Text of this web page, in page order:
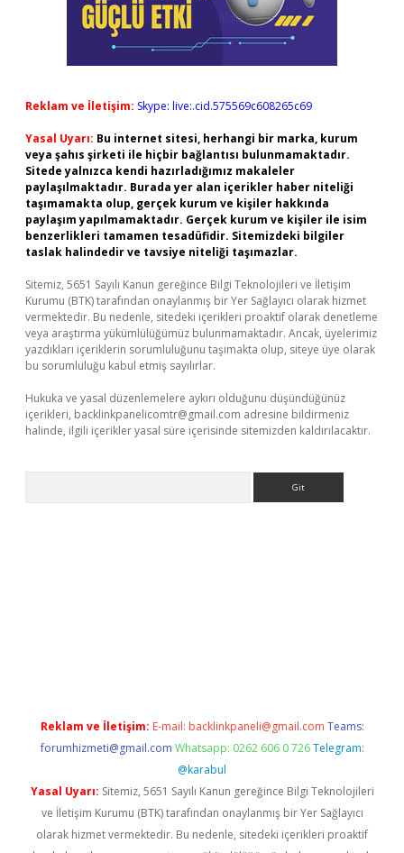
Reklam ve İletişim: Skype: live:.cid.575569c608265c69
Yasal Uyarı: Bu internet sitesi, herhangi bir marka, kurum
veya şahıs şirketi ile hiçbir bağlantısı bulunmamaktadır.
Sitede yalnızca kendi hazırladığımız makaleler
paylaşılmaktadır. Burada yer alan içerikler haber niteliği
taşımamakta olup, gerçek kurum ve kişiler hakkında
paylaşım yapılmamaktadır. Gerçek kurum ve kişiler ile isim
benzerlikleri tamamen tesadüfidir. Sitemizdeki bilgiler
taslak halindedir ve tavsiye niteliği taşımazlar.
Sitemiz, 5651 Sayılı Kanun gereğince Bilgi Teknolojileri ve İletişim
Kurumu (BTK) tarafından onaylanmış bir Yer Sağlayıcı olarak hizmet
vermektedir. Bu nedenle, sitedeki içerikleri proaktif olarak denetleme
veya araştırma yükümlülüğümüz bulunmamaktadır. Ancak, üyelerimiz
yazdıkları içeriklerin sorumluluğunu taşımakta olup, siteye üye olarak
bu sorumluluğu kabul etmiş sayılırlar.
Hukuka ve yasal düzenlemelere aykırı olduğunu düşündüğünüz
içerikleri, backlinkpanelicomtr@gmail.com adresine bildirmeniz
halinde, ilgili içerikler yasal süre içerisinde sitemizden kaldırılacaktır.
Reklam ve İletişim: E-mail: backlinkpaneli@gmail.com Teams:
forumhizmeti@gmail.com Whatsapp: 0262 606 0 726 Telegram:
@karabul
Yasal Uyarı: Sitemiz, 5651 Sayılı Kanun gereğince Bilgi Teknolojileri
ve İletişim Kurumu (BTK) tarafından onaylanmış bir Yer Sağlayıcı
olarak hizmet vermektedir. Bu nedenle, sitedeki içerikleri proaktif